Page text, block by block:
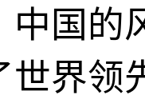
中国的
世界领